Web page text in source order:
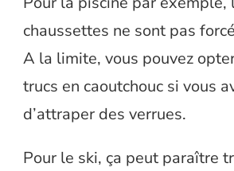
chaussettes ne sont pas
A la limite, vous pouvez
trucs en caoutchouc si vous
d’attraper des verrues.
Pour le ski, ça peut paraître